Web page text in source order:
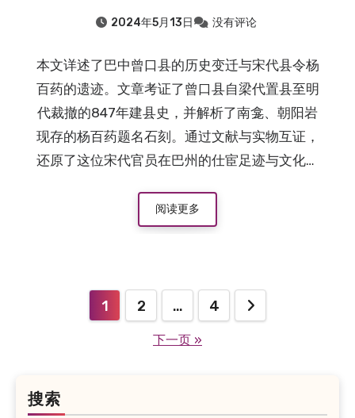
2024年5月13日 没有评论
本文详述了巴中曾口县的历史变迁与宋代县令杨
百药的遗迹。文章考证了曾口县自梁代置县至明
代裁撤的847年建县史，并解析了南龛、朝阳岩
现存的杨百药题名石刻。通过文献与实物互证，
还原了这位宋代官员在巴州的仕宦足迹与文化遗
阅读更多
页
1 2 … 4
下一页 »
搜索